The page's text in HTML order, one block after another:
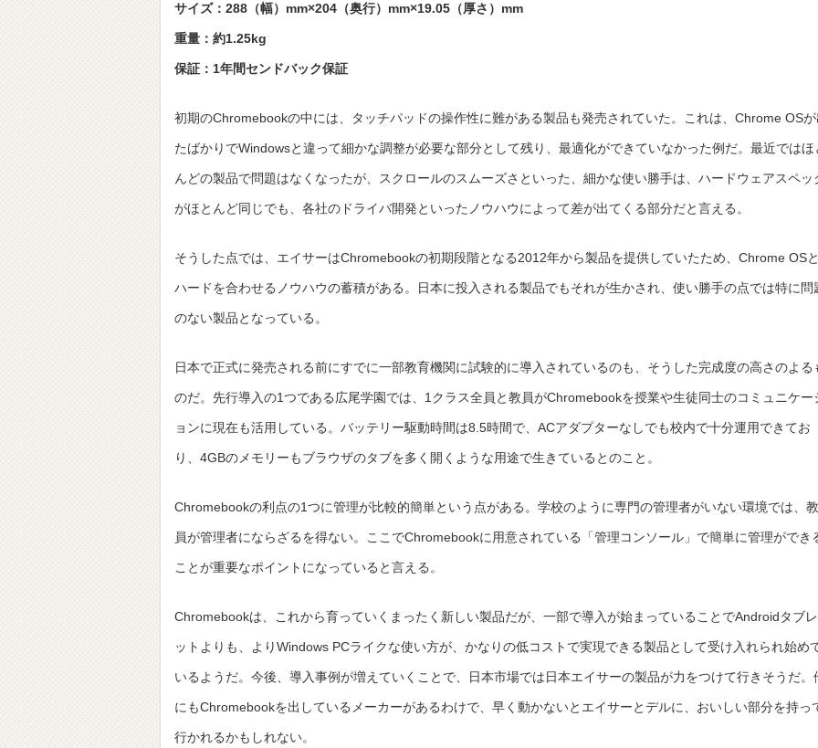
サイズ：288（幅）mm×204（奥行）mm×19.05（厚さ）mm
重量：約1.25kg
保証：1年間センドバック保証
初期のChromebookの中には、タッチパッドの操作性に難がある製品も発売されていた。これは、Chrome OSが
たばかりでWindowsと違って細かな調整が必要な部分として残り、最適化ができていなかった例だ。最近ではほ
んどの製品で問題はなくなったが、スクロールのスムーズさといった、細かな使い勝手は、ハードウェアスペッ
がほとんど同じでも、各社のドライバ開発といったノウハウによって差が出てくる部分だと言える。
そうした点では、エイサーはChromebookの初期段階となる2012年から製品を提供していたため、Chrome OSと
ハードを合わせるノウハウの蓄積がある。日本に投入される製品でもそれが生かされ、使い勝手の点では特に問
のない製品となっている。
日本で正式に発売される前にすでに一部教育機関に試験的に導入されているのも、そうした完成度の高さのよる
のだ。先行導入の1つである広尾学園では、1クラス全員と教員がChromebookを授業や生徒同士のコミュニケー
ョンに現在も活用している。バッテリー駆動時間は8.5時間で、ACアダプターなしでも校内で十分運用できてお
り、4GBのメモリーもブラウザのタブを多く開くような用途で生きているとのこと。
Chromebookの利点の1つに管理が比較的簡単という点がある。学校のように専門の管理者がいない環境では、教
員が管理者にならざるを得ない。ここでChromebookに用意されている「管理コンソール」で簡単に管理ができ
ことが重要なポイントになっていると言える。
Chromebookは、これから育っていくまったく新しい製品だが、一部で導入が始まっていることでAndroidタブレ
ットよりも、よりWindows PCライクな使い方が、かなりの低コストで実現できる製品として受け入れられ始め
いるようだ。今後、導入事例が増えていくことで、日本市場では日本エイサーの製品が力をつけて行きそうだ。
にもChromebookを出しているメーカーがあるわけで、早く動かないとエイサーとデルに、おいしい部分を持っ
行かれるかもしれない。